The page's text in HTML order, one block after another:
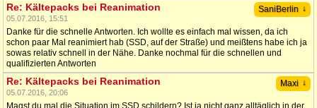
SaniBerlin ↓
Re: Kältepacks bei Reanimation
05.07.2016, 15:51
Danke für die schnelle Antworten. Ich wollte es einfach mal wissen, da ich
schon paar Mal reanimiert hab (SSD, auf der Straße) und meißtens habe ich ja
sowas relativ schnell in der Nähe. Danke nochmal für die schnellen und
qualifizierten Antworten
Maxi ↓
Re: Kältepacks bei Reanimation
05.07.2016, 20:06
Magst du mal die Situation im SSD schildern? Ist ja nicht ganz alltäglich in der